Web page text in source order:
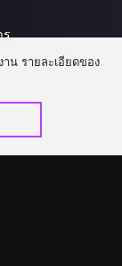
ร
าน รายละเอียดของ